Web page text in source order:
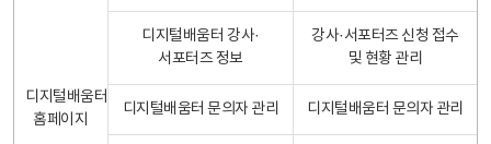
디지털배움터
홈페이지
디지털배움터 강사·
서포터즈 정보
강사·서포터즈 신청 접수
및 현황 관리
디지털배움터 문의자 관리 디지털배움터 문의자 관리